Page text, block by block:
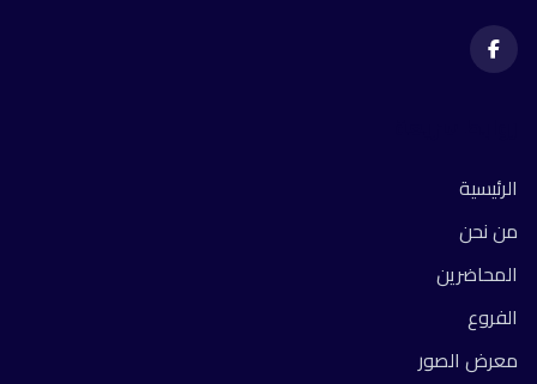
الرئيسية
من نحن
المحاضرين
الفروع
معرض الصور